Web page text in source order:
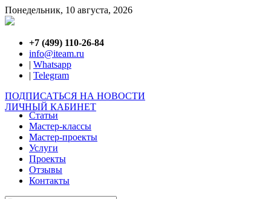
Понедельник, 10 августа, 2026
+7 (499) 110-26-84
info@iteam.ru
| Whatsapp
| Telegram
ПОДПИСАТЬСЯ НА НОВОСТИ
ЛИЧНЫЙ КАБИНЕТ
Статьи
Мастер-классы
Мастер-проекты
Услуги
Проекты
Отзывы
Контакты